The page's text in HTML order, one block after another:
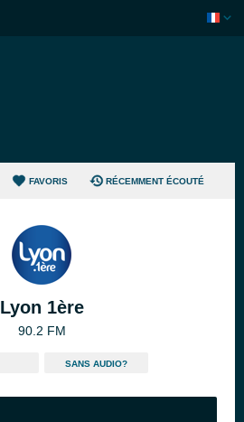
FAVORIS RÉCEMMENT ÉCOUTÉ
Lyon 1ère
90.2 FM
SANS AUDIO?